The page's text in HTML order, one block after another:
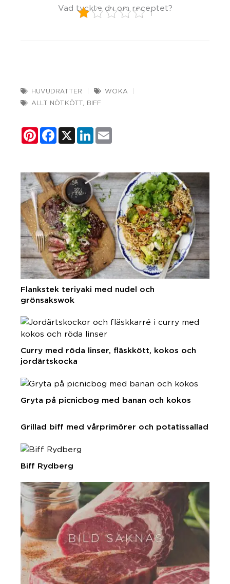
Vad tyckte du om receptet?
1
HUVUDRÄTTER
WOKA
ALLT NÖTKÖTT
BIFF
PinterestFacebook
X LinkedIn
Flankstek teriyaki med nudel och
grönsakswok
Curry med röda linser, fläskkött, kokos och
jordärtskocka
Gryta på picnicbog med banan och kokos
Grillad biff med vårprimörer och potatissallad
Biff Rydberg